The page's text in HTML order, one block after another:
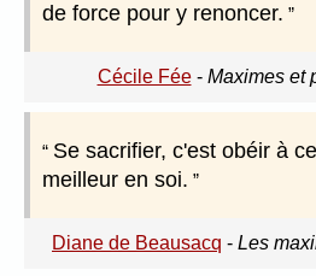
de force pour y renoncer.
Cécile Fée- Maximes et
Se sacrifier, c'est obéir à
meilleur en soi.
Diane de Beausacq - Les